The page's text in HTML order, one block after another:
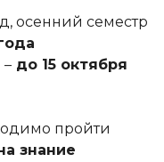
осенний семестр
до 15 октября
пройти
знание